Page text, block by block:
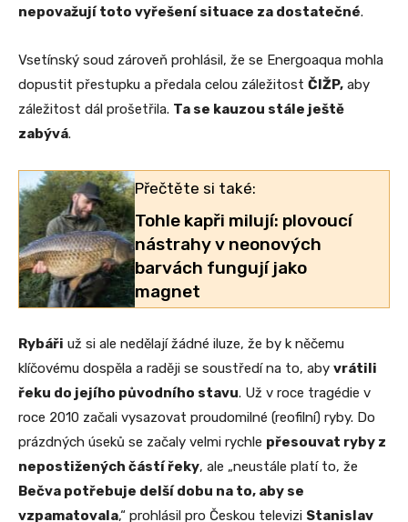
nepovažují toto vyřešení situace za dostatečné.
Vsetínský soud zároveň prohlásil, že se Energoaqua mohla
dopustit přestupku a předala celou záležitost ČIŽP, aby
záležitost dál prošetřila. Ta se kauzou stále ještě
zabývá.
Přečtěte si také:
Tohle kapři milují: plovoucí
nástrahy v neonových
barvách fungují jako
magnet
Rybáři už si ale nedělají žádné iluze, že by k něčemu
klíčovému dospěla a raději se soustředí na to, aby vrátili
řeku do jejího původního stavu. Už v roce tragédie v
roce 2010 začali vysazovat proudomilné (reofilní) ryby. Do
prázdných úseků se začaly velmi rychle přesouvat ryby z
nepostižených částí řeky, ale „neustále platí to, že
Bečva potřebuje delší dobu na to, aby se
vzpamatovala,“ prohlásil pro Českou televizi Stanislav